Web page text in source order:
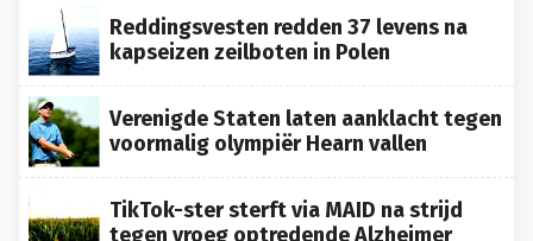
Reddingsvesten redden 37 levens na
kapseizen zeilboten in Polen
Verenigde Staten laten aanklacht tegen
voormalig olympiër Hearn vallen
TikTok-ster sterft via MAID na strijd
tegen vroeg optredende Alzheimer